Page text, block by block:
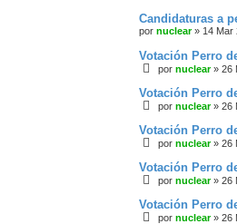
Candidaturas a
por nuclear» 14 Mar
Votación Perro
por nuclear» 26
Votación Perro
por nuclear» 26
Votación Perro
por nuclear» 26
Votación Perro
por nuclear» 26
Votación Perro
por nuclear» 26